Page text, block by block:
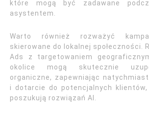
które mogą być zadawane
asystentem.
Warto również rozważyć
skierowane do lokalnej społeczności.
Ads z targetowaniem
okolice mogą skutecznie
organiczne, zapewniając
i dotarcie do potencjalnych
poszukują rozwiązań AI.